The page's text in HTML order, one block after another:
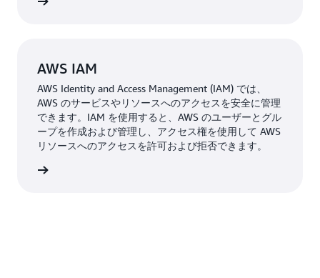
AWS IAM
AWS Identity and Access Management (IAM) では、
AWS のサービスやリソースへのアクセスを安全に管理
できます。IAM を使用すると、AWS のユーザーとグル
ープを作成および管理し、アクセス権を使用して AWS
リソースへのアクセスを許可および拒否できます。